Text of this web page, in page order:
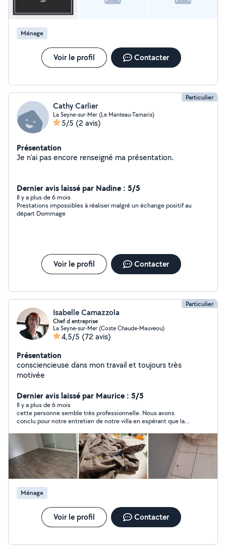
Ménage
Voir le profil Contacter
Particulier
Cathy Carlier
La Seyne-sur-Mer (Le Manteau-Tamaris)
5/5 (2 avis)
Présentation
Je n'ai pas encore renseigné ma présentation.
Dernier avis laissé par Nadine : 5/5
Il y a plus de 6 mois
Prestations impossibles à réaliser malgré un échange positif au
départ Dommage
Voir le profil Contacter
Particulier
Isabelle Camazzola
Chef d entreprise
La Seyne-sur-Mer (Coste Chaude-Mauveou)
4,5/5 (72 avis)
Présentation
consciencieuse dans mon travail et toujours très
motivée
Dernier avis laissé par Maurice : 5/5
Il y a plus de 6 mois
cette personne semble très professionnelle. Nous avons
conclu pour notre entretien de notre villa en espérant que la
Ménage
Voir le profil Contacter